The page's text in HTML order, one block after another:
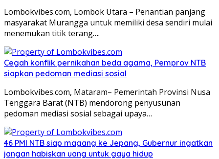
Lombokvibes.com, Lombok Utara – Penantian panjang
masyarakat Murangga untuk memiliki desa sendiri mulai
menemukan titik terang….
Cegah konflik pernikahan beda agama, Pemprov NTB
siapkan pedoman mediasi sosial
Lombokvibes.com, Mataram– Pemerintah Provinsi Nusa
Tenggara Barat (NTB) mendorong penyusunan
pedoman mediasi sosial sebagai upaya…
46 PMI NTB siap magang ke Jepang, Gubernur ingatkan
jangan habiskan uang untuk gaya hidup